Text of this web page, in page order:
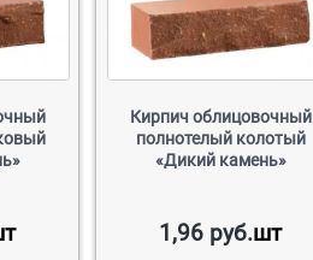
Кирпич облицовочный
полнотелый колотый
«Дикий камень»
1,96 руб.шт